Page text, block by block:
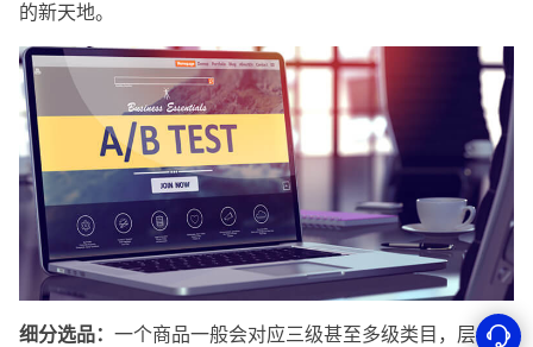
的新天地。
细分选品： 一个商品一般会对应三级甚至多级类目，层级越